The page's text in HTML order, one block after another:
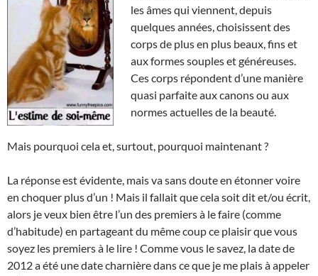
les âmes qui viennent, depuis
quelques années, choisissent des
corps de plus en plus beaux, fins et
aux formes souples et généreuses.
Ces corps répondent d’une manière
quasi parfaite aux canons ou aux
normes actuelles de la beauté.
Mais pourquoi cela et, surtout, pourquoi maintenant ?
La réponse est évidente, mais va sans doute en étonner voire
en choquer plus d’un ! Mais il fallait que cela soit dit et/ou écrit,
alors je veux bien être l’un des premiers à le faire (comme
d’habitude) en partageant du même coup ce plaisir que vous
soyez les premiers à le lire ! Comme vous le savez, la date de
2012 a été une date charnière dans ce que je me plais à appeler